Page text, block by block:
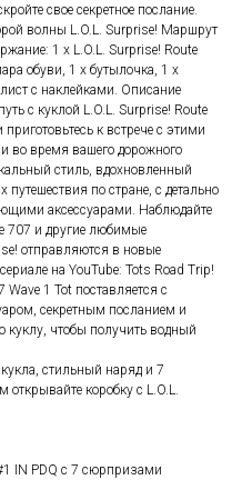
свое секретное послание.
волны L.O.L. Surprise! Маршрут
1 x L.O.L. Surprise! Route
обуви, 1 x бутылочка, 1 x
лист с наклейками. Описание
с куклой L.O.L. Surprise! Route
к встрече с этими
время вашего дорожного
стиль, вдохновленный
по стране, с детально
аксессуарами. Наблюдайте
707 и другие любимые
отправляются в новые
на YouTube: Tots Road Trip!
1 Tot поставляется с
секретным посланием и
чтобы получить водный
стильный наряд и 7
открывайте коробку с L.O.L.
IN PDQ с 7 сюрпризами